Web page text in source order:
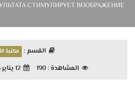
СТИМУЛИРУЕТ ВООБРАЖЕНИЕ
القسم : مكتبة
المشاهدة :190 12 يناير 2026 - 04:21 م